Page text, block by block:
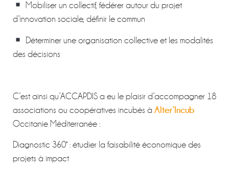
Mobiliser un collectif, fédérer autour du projet
d’innovation sociale, définir le commun
Déterminer une organisation collective et les modalités
des décisions
C’est ainsi qu’ACCAPDIS a eu le plaisir d’accompagner 18
associations ou coopératives incubés à Alter’Incub
Occitanie Méditerranée :
Diagnostic 360° : étudier la faisabilité économique des
projets à impact